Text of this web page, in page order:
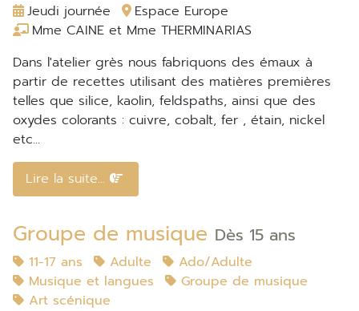
Jeudi journée
Espace Europe
Mme CAINE et Mme THERMINARIAS
Dans l'atelier grès nous fabriquons des émaux à
partir de recettes utilisant des matières premières
telles que silice, kaolin, feldspaths, ainsi que des
oxydes colorants : cuivre, cobalt, fer , étain, nickel
etc...
Lire la suite...
Groupe de musique Dès 15 ans
11-17 ans Adulte
Ado/Adulte
Musique et langues
Groupe de musique
Art scénique